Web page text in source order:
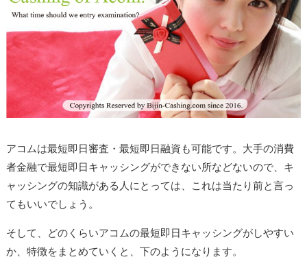
アコムは最短即日審査・最短即日融資も可能です。大手の消費
者金融で最短即日キャッシングができない所などないので、キ
ャッシングの知識がある人にとっては、これは当たり前と言っ
てもいいでしょう。
そして、どのくらいアコムの最短即日キャッシングがしやすい
か、特徴をまとめていくと、下のようになります。